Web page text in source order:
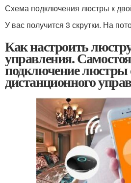
Схема подключения люстры к
У вас получится 3 скрутки. На
Как настроить
управления.
подключение люстры
дистанционного